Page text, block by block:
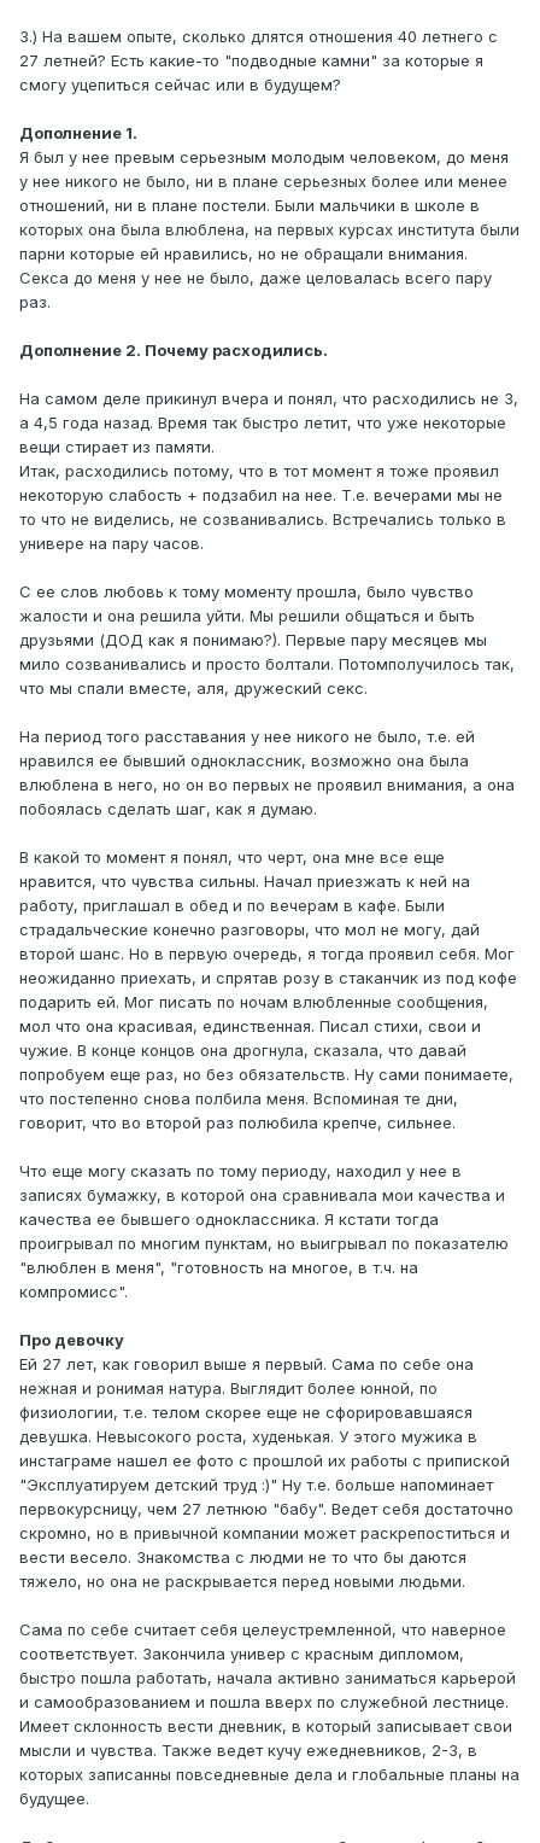
3.) На вашем опыте, сколько длятся отношения 40 летнего с
27 летней? Есть какие-то "подводные камни" за которые я
смогу уцепиться сейчас или в будущем?
Дополнение 1.
Я был у нее превым серьезным молодым человеком, до меня
у нее никого не было, ни в плане серьезных более или менее
отношений, ни в плане постели. Были мальчики в школе в
которых она была влюблена, на первых курсах института были
парни которые ей нравились, но не обращали внимания.
Секса до меня у нее не было, даже целовалась всего пару
раз.
Дополнение 2. Почему расходились.
На самом деле прикинул вчера и понял, что расходились не 3,
а 4,5 года назад. Время так быстро летит, что уже некоторые
вещи стирает из памяти.
Итак, расходились потому, что в тот момент я тоже проявил
некоторую слабость + подзабил на нее. Т.е. вечерами мы не
то что не виделись, не созванивались. Встречались только в
универе на пару часов.
С ее слов любовь к тому моменту прошла, было чувство
жалости и она решила уйти. Мы решили общаться и быть
друзьями (ДОД как я понимаю?). Первые пару месяцев мы
мило созванивались и просто болтали. Потомполучилось так,
что мы спали вместе, аля, дружеский секс.
На период того расставания у нее никого не было, т.е. ей
нравился ее бывший одноклассник, возможно она была
влюблена в него, но он во первых не проявил внимания, а она
побоялась сделать шаг, как я думаю.
В какой то момент я понял, что черт, она мне все еще
нравится, что чувства сильны. Начал приезжать к ней на
работу, приглашал в обед и по вечерам в кафе. Были
страдальческие конечно разговоры, что мол не могу, дай
второй шанс. Но в первую очередь, я тогда проявил себя. Мог
неожиданно приехать, и спрятав розу в стаканчик из под кофе
подарить ей. Мог писать по ночам влюбленные сообщения,
мол что она красивая, единственная. Писал стихи, свои и
чужие. В конце концов она дрогнула, сказала, что давай
попробуем еще раз, но без обязательств. Ну сами понимаете,
что постепенно снова полбила меня. Вспоминая те дни,
говорит, что во второй раз полюбила крепче, сильнее.
Что еще могу сказать по тому периоду, находил у нее в
записях бумажку, в которой она сравнивала мои качества и
качества ее бывшего одноклассника. Я кстати тогда
проигрывал по многим пунктам, но выигрывал по показателю
"влюблен в меня", "готовность на многое, в т.ч. на
компромисс".
Про девочку
Ей 27 лет, как говорил выше я первый. Сама по себе она
нежная и ронимая натура. Выглядит более юнной, по
физиологии, т.е. телом скорее еще не сфорировавшаяся
девушка. Невысокого роста, худенькая. У этого мужика в
инстаграме нашел ее фото с прошлой их работы с припиской
"Эксплуатируем детский труд :)" Ну т.е. больше напоминает
первокурсницу, чем 27 летнюю "бабу". Ведет себя достаточно
скромно, но в привычной компании может раскрепоститься и
вести весело. Знакомства с людми не то что бы даются
тяжело, но она не раскрывается перед новыми людьми.
Сама по себе считает себя целеустремленной, что наверное
соответствует. Закончила универ с красным дипломом,
быстро пошла работать, начала активно заниматься карьерой
и самообразованием и пошла вверх по служебной лестнице.
Имеет склонность вести дневник, в который записывает свои
мысли и чувства. Также ведет кучу ежедневников, 2-3, в
которых записанны повседневные дела и глобальные планы на
будущее.